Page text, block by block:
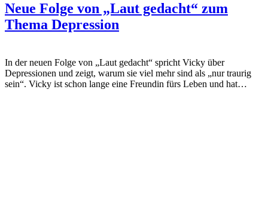
Neue Folge von „Laut gedacht“ zum
Thema Depression
In der neuen Folge von „Laut gedacht“ spricht Vicky über
Depressionen und zeigt, warum sie viel mehr sind als „nur traurig
sein“. Vicky ist schon lange eine Freundin fürs Leben und hat…